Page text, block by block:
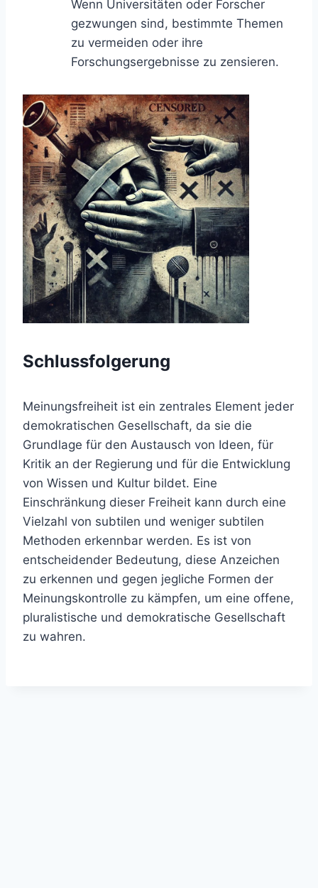
Wenn Universitäten oder Forscher
gezwungen sind, bestimmte Themen
zu vermeiden oder ihre
Forschungsergebnisse zu zensieren.
Schlussfolgerung
Meinungsfreiheit ist ein zentrales Element jeder
demokratischen Gesellschaft, da sie die
Grundlage für den Austausch von Ideen, für
Kritik an der Regierung und für die Entwicklung
von Wissen und Kultur bildet. Eine
Einschränkung dieser Freiheit kann durch eine
Vielzahl von subtilen und weniger subtilen
Methoden erkennbar werden. Es ist von
entscheidender Bedeutung, diese Anzeichen
zu erkennen und gegen jegliche Formen der
Meinungskontrolle zu kämpfen, um eine offene,
pluralistische und demokratische Gesellschaft
zu wahren.